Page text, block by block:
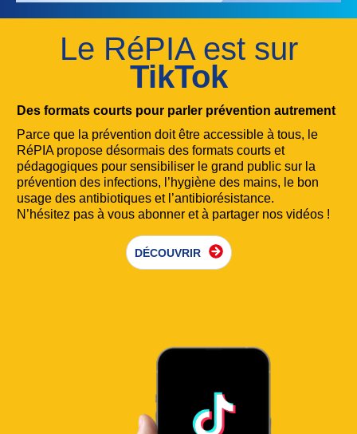
Le RéPIA est sur
TikTok
Des formats courts pour parler prévention autrement
Parce que la prévention doit être accessible à tous, le
RéPIA propose désormais des formats courts et
pédagogiques pour sensibiliser le grand public sur la
prévention des infections, l’hygiène des mains, le bon
usage des antibiotiques et l’antibiorésistance.
N’hésitez pas à vous abonner et à partager nos vidéos !
DÉCOUVRIR